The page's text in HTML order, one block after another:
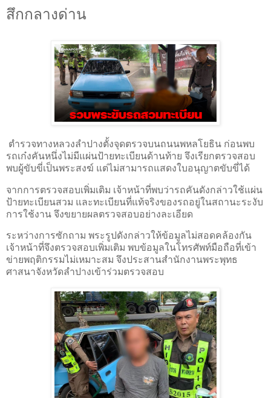
สึกกลางด่าน
ตำรวจทางหลวงลำปางตั้งจุดตรวจบนถนนพหลโยธิน ก่อนพบ
รถเก๋งคันหนึ่งไม่มีแผ่นป้ายทะเบียนด้านท้าย จึงเรียกตรวจสอบ
พบผู้ขับขี่เป็นพระสงฆ์ แต่ไม่สามารถแสดงใบอนุญาตขับขี่ได้
จากการตรวจสอบเพิ่มเติม เจ้าหน้าที่พบว่ารถคันดังกล่าวใช้แผ่น
ป้ายทะเบียนสวม และทะเบียนที่แท้จริงของรถอยู่ในสถานะระงับ
การใช้งาน จึงขยายผลตรวจสอบอย่างละเอียด
ระหว่างการซักถาม พระรูปดังกล่าวให้ข้อมูลไม่สอดคล้องกัน
เจ้าหน้าที่จึงตรวจสอบเพิ่มเติม พบข้อมูลในโทรศัพท์มือถือที่เข้า
ข่ายพฤติกรรมไม่เหมาะสม จึงประสานสำนักงานพระพุทธ
ศาสนาจังหวัดลำปางเข้าร่วมตรวจสอบ